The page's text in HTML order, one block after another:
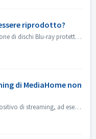
riprodotto?
Nero 2019 non supporta la riproduzione di dischi Blu-ray protetti commercialmente. Non esiste più un lettore Blu-ray Nero. Se si riproduce un disco Blu-...
di MediaHome non
Se MediaHome non trova alcun dispositivo di streaming, ad esempio la smart TV, si prega di controllare i seguenti elementi: 1. Assicurati che la TV e il PC...